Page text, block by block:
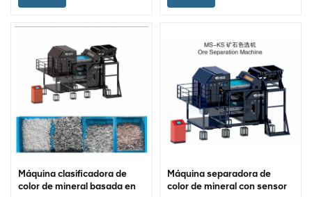
adecuado para todo tipo de
clasificación de minerales
por color para aumentar la
producción. Orientación de
los materiales: piedra
mineral Tolva/banda:
banda Tamaño de
clasificación: 1 a 40 mm
Máquina clasificadora de
color de mineral basada en
Máquina separadora de
color de mineral con sensor